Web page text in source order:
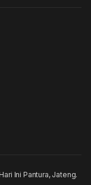
Ini Pantura, Jateng.